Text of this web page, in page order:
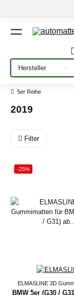
Bitte auswählen
5er Reihe
2019
Filter
-25%
ELMASLINE 3D
BMW 5er (G30 /